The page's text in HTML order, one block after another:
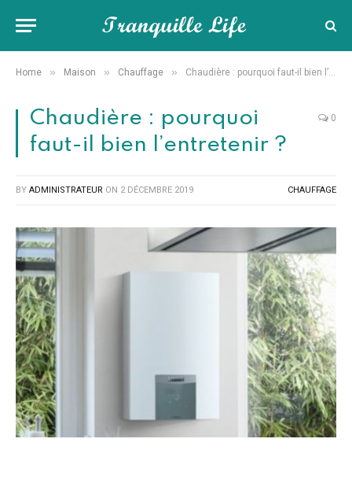
Home » Maison » Chauffage » Chaudière : pourquoi faut-il bien l’entretenir ?
Chaudière : pourquoi
faut-il bien l’entretenir ?
0
BY ADMINISTRATEUR ON 2 DÉCEMBRE 2019 CHAUFFAGE